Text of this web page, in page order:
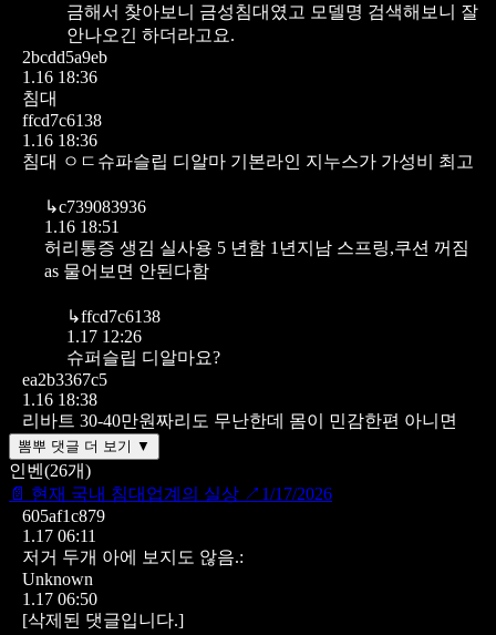
금해서 찾아보니 금성침대였고 모델명 검색해보니 잘
안나오긴 하더라고요.
2bcdd5a9eb
1.16 18:36
침대
ffcd7c6138
1.16 18:36
침대 ㅇㄷ슈파슬립 디알마 기본라인 지누스가 가성비 최고
↳c739083936
1.16 18:51
허리통증 생김 실사용 5 년함 1년지남 스프링,쿠션 꺼짐
as 물어보면 안된다함
↳ffcd7c6138
1.17 12:26
슈퍼슬립 디알마요?
ea2b3367c5
1.16 18:38
리바트 30-40만원짜리도 무난한데 몸이 민감한편 아니면
뽐뿌 댓글 더 보기 ▼
인벤 (26개)
📄 현재 국내 침대업계의 실상 ↗ 1/17/2026
605af1c879
1.17 06:11
저거 두개 아에 보지도 않음.:
Unknown
1.17 06:50
[삭제된 댓글입니다.]